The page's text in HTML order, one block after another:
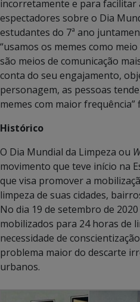
incorretamente e para facilitar
espectadores sobre o Dia
estudantes do 7ª ano
“usamos os memes como
são meios de comunicação
conta do seu engajamento,
personagem, as pessoas
memes com maior frequência”
Histórico
O Dia Mundial da Limpeza ou
movimento que teve início na
que visa promover a
limpeza de suas cidades,
No dia 19 de setembro de
mobilizados para 24 horas de
necessidade de
problema maior do descarte
urbanos.